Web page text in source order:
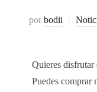
por bodii
Quieres disfrutar
Puedes comprar